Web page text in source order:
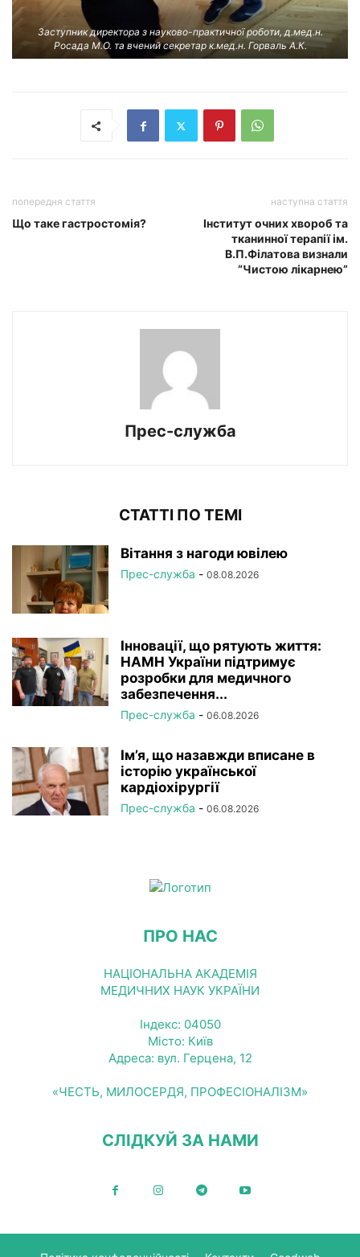
Заступник директора з науково-практичної роботи, д.мед.н.
Росада М.О. та вчений секретар к.мед.н. Горваль А.К.
попередня стаття
Що таке гастростомія?
наступна стаття
Інститут очних хвороб та
тканинної терапії ім.
В.П.Філатова визнали
“Чистою лікарнею”
Прес-служба
СТАТТІ ПО ТЕМІ
Вітання з нагоди ювілею
Прес-служба - 08.08.2026
Інновації, що рятують життя:
НАМН України підтримує
розробки для медичного
забезпечення...
Прес-служба - 06.08.2026
Ім’я, що назавжди вписане в
історію української
кардіохірургії
Прес-служба - 06.08.2026
ПРО НАС
НАЦІОНАЛЬНА АКАДЕМІЯ
МЕДИЧНИХ НАУК УКРАЇНИ
Індекс: 04050
Місто: Київ
Адреса: вул. Герцена, 12
«ЧЕСТЬ, МИЛОСЕРДЯ, ПРОФЕСІОНАЛІЗМ»
СЛІДКУЙ ЗА НАМИ